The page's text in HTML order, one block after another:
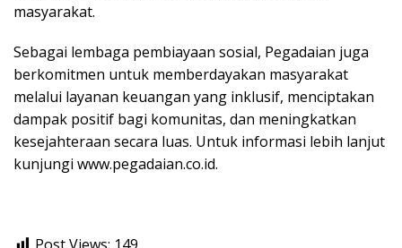
masyarakat.
Sebagai lembaga pembiayaan sosial, Pegadaian juga
berkomitmen untuk memberdayakan masyarakat
melalui layanan keuangan yang inklusif, menciptakan
dampak positif bagi komunitas, dan meningkatkan
kesejahteraan secara luas. Untuk informasi lebih lanjut
kunjungi www.pegadaian.co.id.
Post Views: 149